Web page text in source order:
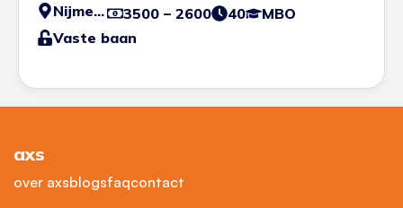
Nijmegen 3500 – 2600 40
MBO
Vaste baan
axs
over axsblogsfaqcontact